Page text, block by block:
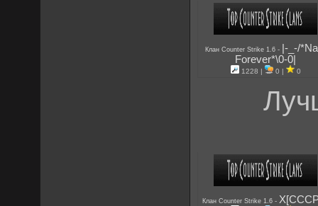
Клан Counter Strike 1.6-
|-_-/
Forever*\0-0|
1228 | 0 | 0
Клан Counter Strike 1.6 -